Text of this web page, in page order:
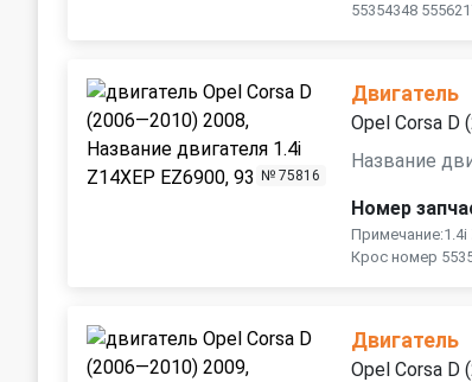
55354348
№ 75816
Двигатель
Opel Corsa D
Название
Номер
Примечание:1.4i
Крос номер
Двигатель
Opel Corsa D